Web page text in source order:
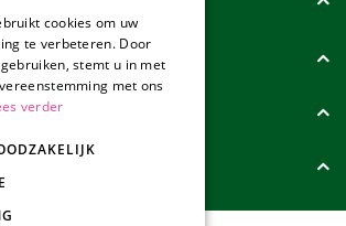
ons
cookies om uw
te verbeteren. Door
stemt u in met
met ons
verder